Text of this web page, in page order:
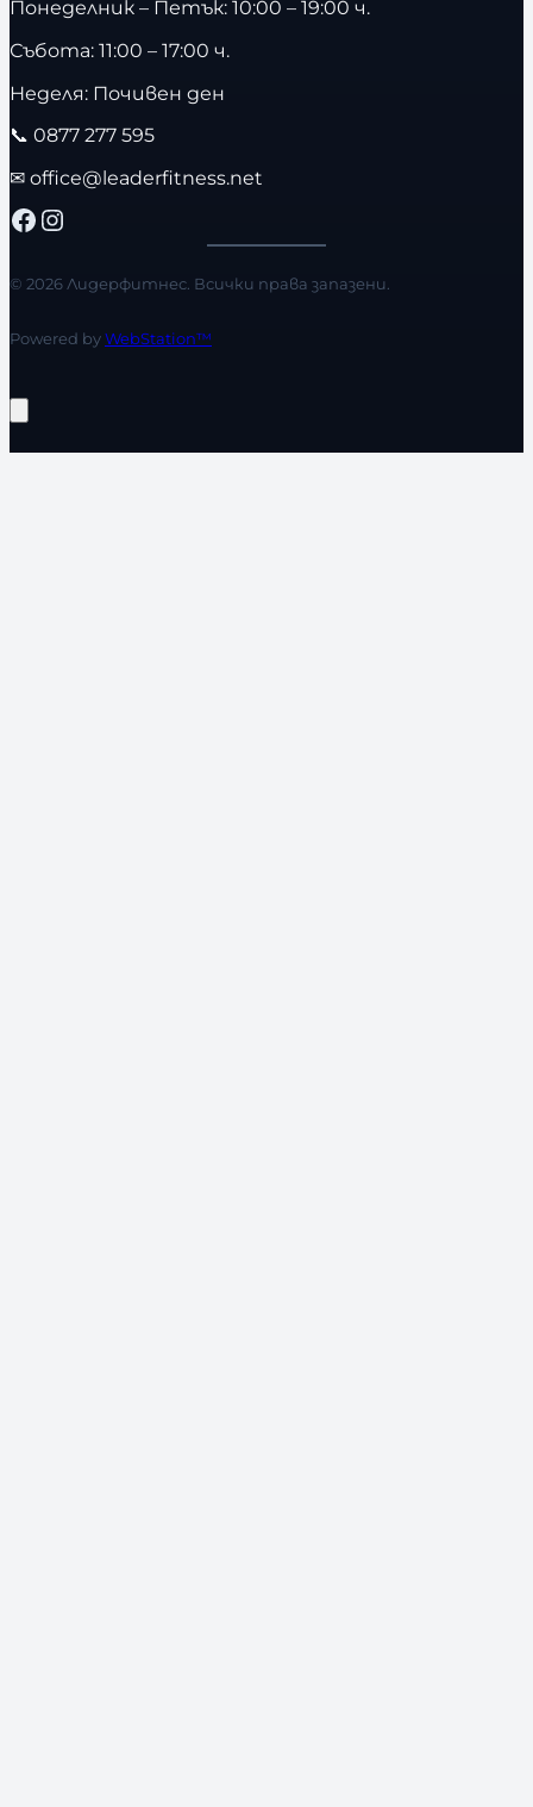
Понеделник – Петък: 10:00 – 19:00 ч.
Събота: 11:00 – 17:00 ч.
Неделя: Почивен ден
📞 0877 277 595
✉ office@leaderfitness.net
Facebook Instagram
© 2026 Лидерфитнес. Всички права запазени.
Powered byWebStation™